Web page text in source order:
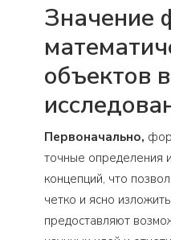
Значение
объектов
Первоначально,
точные определения
концепций, что
четко и ясно
предоставляют